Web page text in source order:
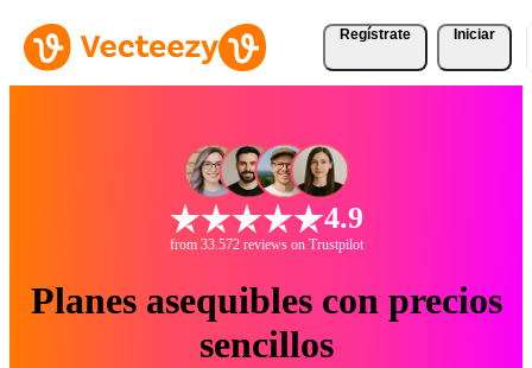
Regístrate Iniciar
4.9
from 33.572 reviews on Trustpilot
Planes asequibles con precios
sencillos